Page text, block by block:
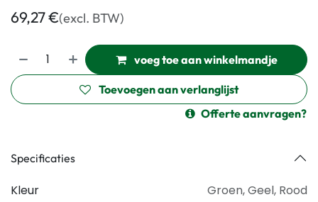
69,27€(excl. BTW)
voeg toe aan winkelmandje
Toevoegen aan verlanglijst
Offerte aanvragen?
Specificaties
Kleur Groen,Geel, Rood